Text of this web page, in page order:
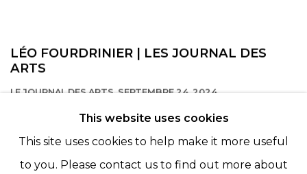
LÉO FOURDRINIER | LES JOURNAL DES
ARTS
LE JOURNAL DES ARTS, SEPTEMBRE 24, 2024
This link opens in a new tab.
This website uses cookies
This site uses cookies to help make it more useful
to you. Please contact us to find out more about